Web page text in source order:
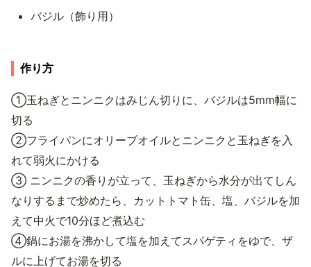
バジル（飾り用）
作り方
①玉ねぎとニンニクはみじん切りに、バジルは5mm幅に
切る
②フライパンにオリーブオイルとニンニクと玉ねぎを入
れて弱火にかける
③ ニンニクの香りが立って、玉ねぎから水分が出てしん
なりするまで炒めたら、カットトマト缶、塩、バジルを加
えて中火で10分ほど煮込む
④鍋にお湯を沸かして塩を加えてスパゲティをゆで、ザ
ルに上げてお湯を切る